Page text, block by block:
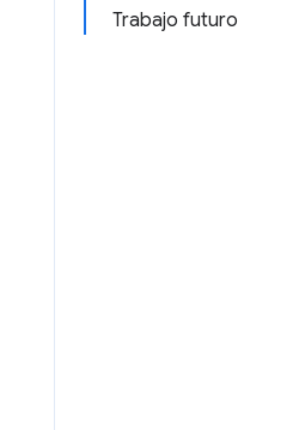
Trabajo futuro